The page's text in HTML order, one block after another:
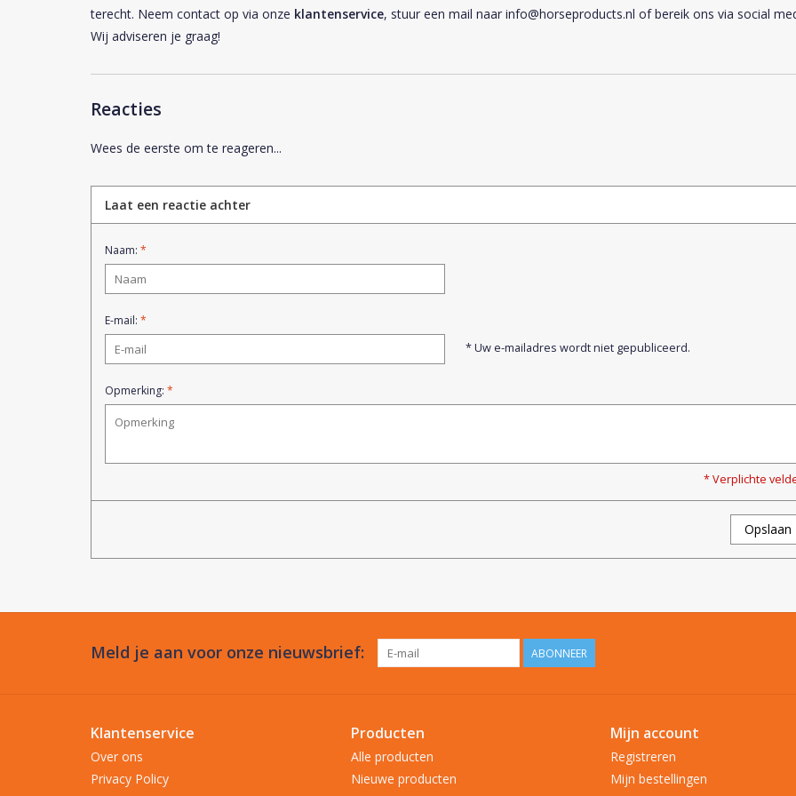
terecht. Neem contact op via onze klantenservice, stuur een mail naar info@horseproducts.nl of bereik ons via social
Wij adviseren je graag!
Reacties
Wees de eerste om te reageren...
Laat een reactie achter
Naam: *
E-mail: *
* Uw e-mailadres wordt niet gepubliceerd.
Opmerking: *
* Verplichte
Opslaan
Meld je aan voor onze nieuwsbrief: ABONNEER
Klantenservice
Over ons
Privacy Policy
Producten
Alle producten
Nieuwe producten
Mijn account
Registreren
Mijn bestellingen